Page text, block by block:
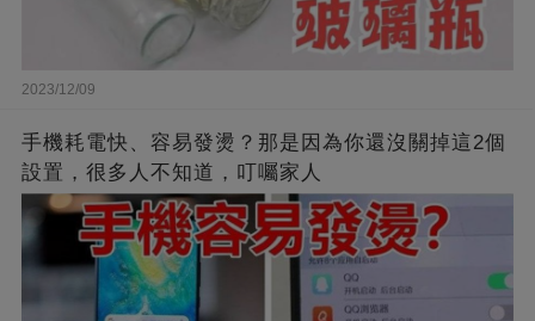
2023/12/09
手機耗電快、容易發燙？那是因為你還沒關掉這2個
設置，很多人不知道，叮囑家人